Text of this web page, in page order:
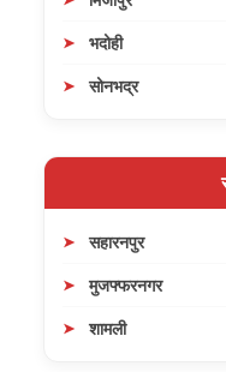
भदोही
सोनभद्र
सहारनपुर
मुजफ्फरनगर
शामली